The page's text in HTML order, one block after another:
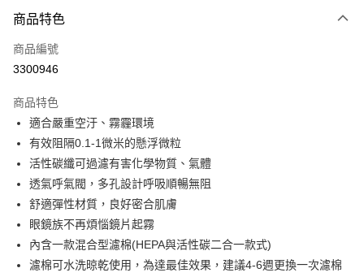
信用卡一次付款
信用卡分期付款
合作金庫商業銀行
華南商業銀行
上海商業儲蓄銀行
國泰世華商業銀行
兆豐國際商業銀行
臺灣中小企業銀行
台中商業銀行
匯豐（台灣）商業銀行
聯邦商業銀行
元大商業銀行
玉山商業銀行
星展（台灣）商業銀行
台新國際商業銀行
中國信託商業銀行
6 期 0 利率 每期
華南商業銀行
上海商業儲蓄銀行
台北富邦商業銀行
國泰世華商業銀行
兆豐國際商業銀行
臺灣中小企業銀行
匯豐（台灣）商業銀行
聯邦商業銀行
遠東國際商業銀行
元大商業銀行
永豐商業銀行
玉山商業銀行
星展（台灣）商業銀行
LINE Pay
Apple Pay
悠遊付
Google Pay
全盈+PAY
商品特色
商品編號
3300946
商品特色
適合嚴重空汙、霧霾環境
有效阻隔0.1-1微米的懸浮微粒
活性碳纖可過濾有害化學物質、氣體
透氣呼氣閥，多孔設計呼吸順暢無阻
舒適彈性材質，良好密合肌膚
眼鏡族不再煩惱鏡片起霧
內含一款混合型濾棉(HEPA與活性碳二合一款式)
濾棉可水洗晾乾使用，為達最佳效果，建議4-6週更換一次濾棉